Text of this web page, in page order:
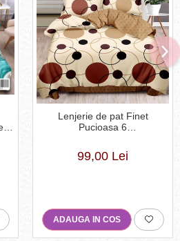
Lenjerie de pat Finet
Pucioasa 6
si buline-R369
99,00 Lei
ADAUGA IN COS